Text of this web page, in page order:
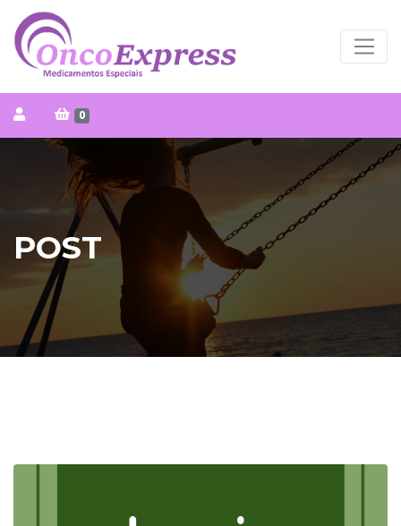
0
POST